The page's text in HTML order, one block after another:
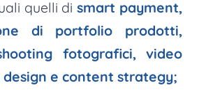
quelli dismart payment,
di portfolio prodotti,
fotografici, video
design e content strategy;